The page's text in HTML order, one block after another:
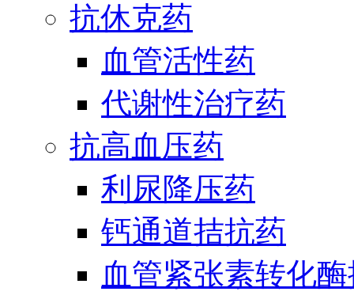
抗休克药
血管活性药
代谢性治疗药
抗高血压药
利尿降压药
钙通道拮抗药
血管紧张素转化